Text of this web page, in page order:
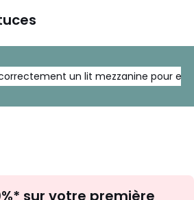
un lit mezzanine pour
sur votre première